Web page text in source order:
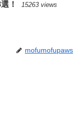
！ 15263 views
mofumofupaws